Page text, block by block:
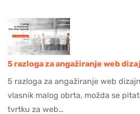
5 razloga za angažiranje web
5 razloga za angažiranje web
vlasnik malog obrta, možda se
tvrtku za web…